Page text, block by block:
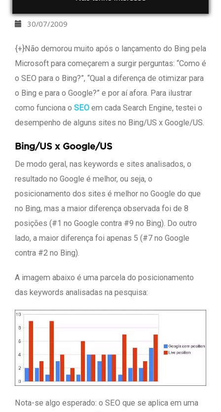
30/07/2009
{+}Não demorou muito após o lançamento do Bing pela
Microsoft para começarem a surgir perguntas: “Como é
o SEO para o Bing?”, “Qual a diferença de otimizar para
o Bing e para o Google?” e por aí afora. Para ilustrar
como funciona o SEO em cada Search Engine, testei o
desempenho de alguns sites no Bing/US x Google/US.
Bing/US x Google/US
De modo geral, nas keywords e sites analisados, o
resultado no Google é melhor, ou seja, o
posicionamento dos sites é melhor no Google do que
no Bing, mas a maior diferença observada foi de 8
posições (#1 no Google contra #9 no Bing). Do outro
lado, a maior diferença foi apenas 5 (#7 no Google
contra #2 no Bing).
A imagem abaixo é uma parcela do posicionamento
das keywords analisadas na pesquisa:
Nota-se algo esperado: o SEO que se aplica em uma